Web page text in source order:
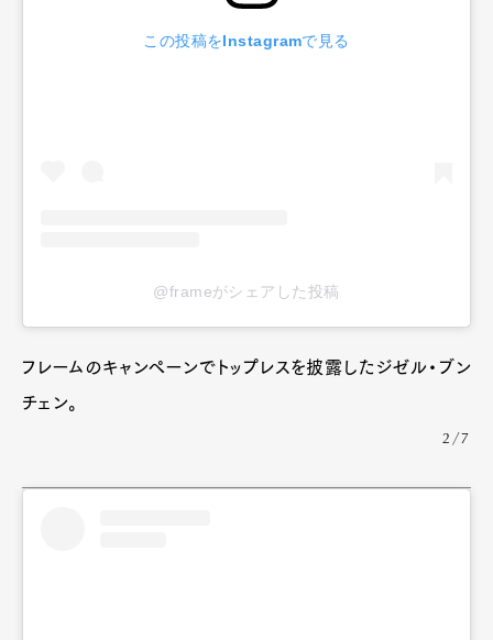
この投稿をInstagramで見る
@frameがシェアした投稿
フレームのキャンペーンでトップレスを披露したジゼル・ブン
チェン。
2/7